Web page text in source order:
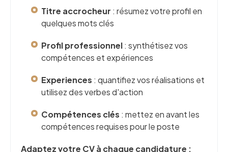
Titre accrocheur : résumez votre profil en
quelques mots clés
Profil professionnel: synthétisez vos
compétences et expériences
Experiences : quantifiez vos réalisations et
utilisez des verbes d'action
Compétences clés : mettez en avant les
compétences requises pour le poste
Adaptez votre CV à chaque candidature :